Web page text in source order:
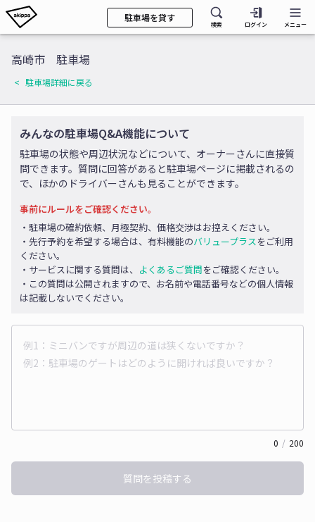
駐車場を貸す
検索 ログイン メニュー
高崎市 駐車場
駐車場詳細に戻る
みんなの駐車場Q&A機能について
駐車場の状態や周辺状況などについて、オーナーさんに直接質
問できます。質問に回答があると駐車場ページに掲載されるの
で、ほかのドライバーさんも見ることができます。
事前にルールをご確認ください。
・駐車場の確約依頼、月極契約、価格交渉はお控えください。
・先行予約を希望する場合は、有料機能のバリュープラスをご利用
ください。
・サービスに関する質問は、 よくあるご質問をご確認ください。
・この質問は公開されますので、お名前や電話番号などの個人情報
は記載しないでください。
0 / 200
質問を投稿する